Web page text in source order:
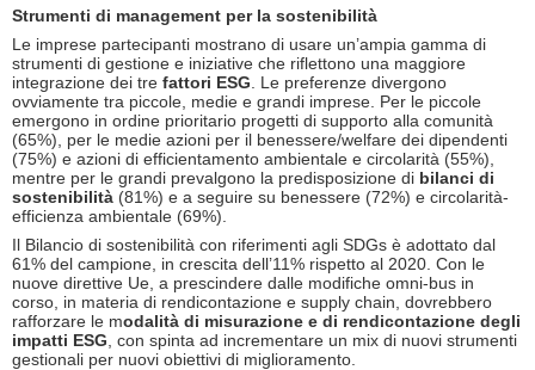
Strumenti di management per la sostenibilità
Le imprese partecipanti mostrano di usare un’ampia gamma di
strumenti di gestione e iniziative che riflettono una maggiore
integrazione dei tre fattori ESG . Le preferenze divergono
ovviamente tra piccole, medie e grandi imprese. Per le piccole
emergono in ordine prioritario progetti di supporto alla comunità
(65%), per le medie azioni per il benessere/welfare dei dipendenti
(75%) e azioni di efficientamento ambientale e circolarità (55%),
mentre per le grandi prevalgono la predisposizione di bilanci di
sostenibilità (81%) e a seguire su benessere (72%) e circolarità-
efficienza ambientale (69%).
Il Bilancio di sostenibilità con riferimenti agli SDGs è adottato dal
61% del campione, in crescita dell’11% rispetto al 2020. Con le
nuove direttive Ue, a prescindere dalle modifiche omni-bus in
corso, in materia di rendicontazione e supply chain, dovrebbero
rafforzare le modalità di misurazione e di rendicontazione degli
impatti ESG , con spinta ad incrementare un mix di nuovi strumenti
gestionali per nuovi obiettivi di miglioramento.